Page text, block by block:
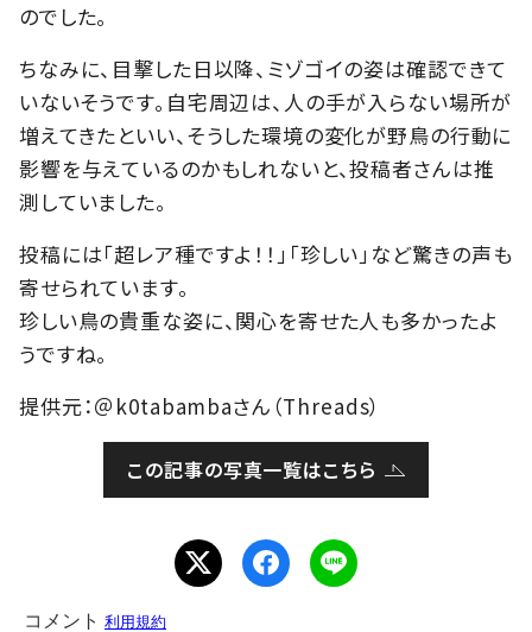
のでした。
ちなみに、目撃した日以降、ミゾゴイの姿は確認できて
いないそうです。自宅周辺は、人の手が入らない場所が
増えてきたといい、そうした環境の変化が野鳥の行動に
影響を与えているのかもしれないと、投稿者さんは推
測していました。
投稿には「超レア種ですよ！！」「珍しい」など驚きの声も
寄せられています。
珍しい鳥の貴重な姿に、関心を寄せた人も多かったよ
うですね。
提供元：＠k0tabambaさん（Threads）
この記事の写真一覧はこちら